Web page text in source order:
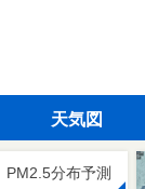
天気図
PM2.5分布予測